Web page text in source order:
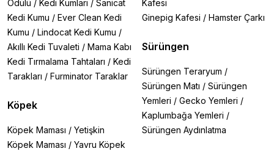
Ödülü / Kedi Kumları / Sanicat
Kedi Kumu / Ever Clean Kedi
Kumu / Lindocat Kedi Kumu /
Akıllı Kedi Tuvaleti / Mama Kabı
Kedi Tırmalama Tahtaları / Kedi
Tarakları / Furminator Taraklar
Köpek
Köpek Maması / Yetişkin
Köpek Maması / Yavru Köpek
Kafesi
Ginepig Kafesi / Hamster Çarkı
Sürüngen
Sürüngen Teraryum /
Sürüngen Matı / Sürüngen
Yemleri / Gecko Yemleri /
Kaplumbağa Yemleri /
Sürüngen Aydınlatma